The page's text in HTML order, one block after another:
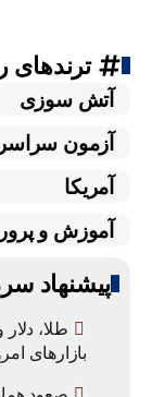
ترندهای
آتش سوزی
آزمون
آمریکا
آموزش و
پیشنهاد
طلا،
بازارهای